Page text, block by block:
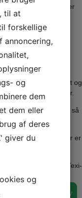
TILFØJ TIL KURV
TILFØJ TIL KURV
industrimaskiner, der
maskiner med
funktioner som
AC
støjsvage drift og
krævende materialer.
samlet og klargjort
, så
, og alle priser er
i tvivl om, hvilken Texi-
velkommen til at
til at
forskellige
annoncering,
og
dem
dem eller
af deres
giver du
og